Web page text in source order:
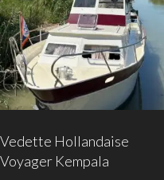
Vedette Hollandaise
Voyager Kempala